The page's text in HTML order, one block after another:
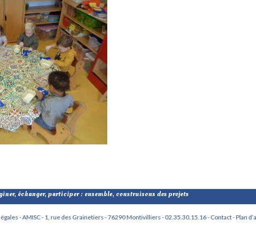
échanger, participer : ensemble, construisons des projets
-AMISC - 1, rue des Grainetiers - 76290 Montivilliers - 02.35.30.15.16 - Contact -Plan